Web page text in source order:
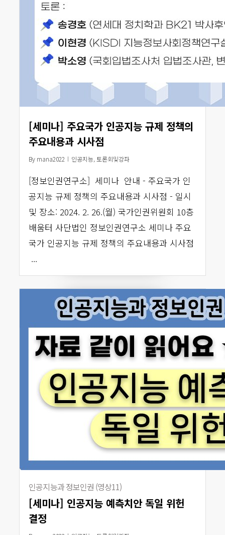
[세미나] 주요국가 인공지능 규제 정책의
주요내용과 시사점
By mana2022 인공지능, 토론회및강좌
[정보인권연구소] 세미나 안내 - 주요국가 인
공지능 규제 정책의 주요내용과 시사점 - 일시
및 장소: 2024. 2. 26.(월) 국가인권위원회 10층
배움터 사단법인 정보인권연구소 세미나 주요
국가 인공지능 규제 정책의 주요내용과 시사점
...
인공지능과 정보인권 (영상11)
[세미나] 인공지능 예측치안 독일 위헌
결정